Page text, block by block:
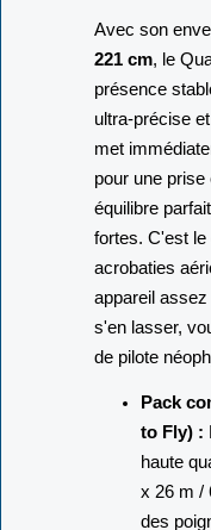
Avec son
221 cm, le
présence
ultra-précise
met
pour une
équilibre
fortes. C'est le
acrobaties
appareil
s'en lasser,
de pilote
Pack
to Fly) :
haute
x 26 m /
des